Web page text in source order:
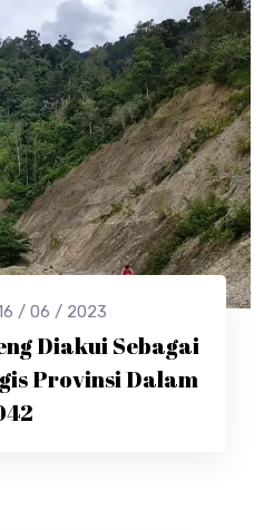
/ 06 / 2023
Diakui Sebagai
Provinsi Dalam